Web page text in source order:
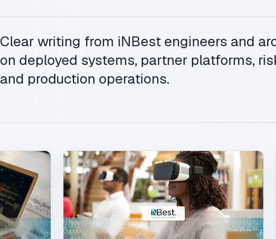
Clear writing from iNBest engineers and
on deployed systems, partner platforms,
and production operations.